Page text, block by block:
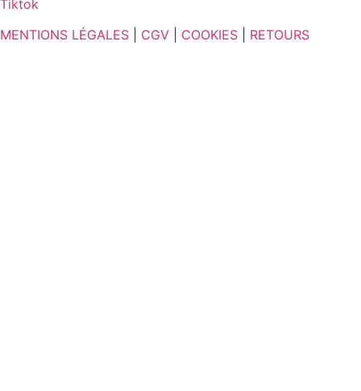
Tiktok
MENTIONS LÉGALES
CGV COOKIES RETOURS